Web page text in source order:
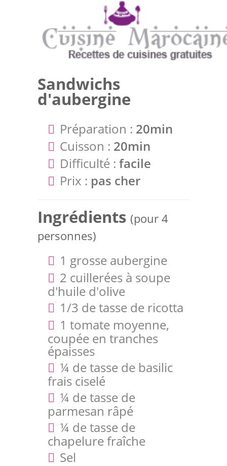
Sandwichs
d'aubergine
Préparation : 20min
Cuisson : 20min
Difficulté : facile
Prix : pas cher
Ingrédients (pour 4
personnes)
1 grosse aubergine
2 cuillerées à soupe
d'huile d'olive
1/3 de tasse de ricotta
1 tomate moyenne,
coupée en tranches
épaisses
¼ de tasse de basilic
frais ciselé
¼ de tasse de
parmesan râpé
¼ de tasse de
chapelure fraîche
Sel